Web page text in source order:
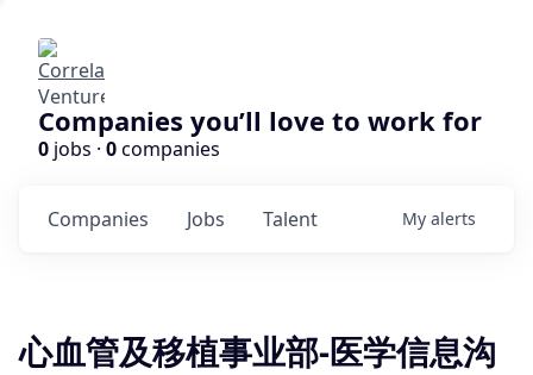
Companies you’ll love to work for
0 jobs · 0companies
Jobs
Companies Talent My alerts
心血管及移植事业部-医学信息沟